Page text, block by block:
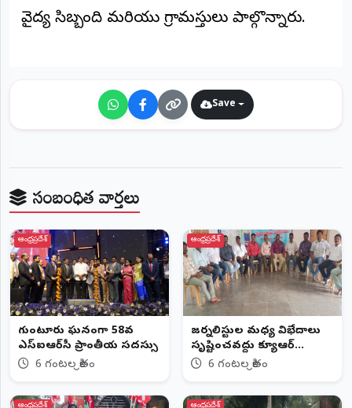
వైద్య సిబ్బంది మరియు గ్రామస్తులు పాల్గొన్నారు.
Save
సంబంధిత వార్తలు
ఆంధ్రప్రదేశ్
గుంటూరులో ఘనంగా 58వ
ఎస్‌ఐఆర్‌సీ ప్రాంతీయ సదస్సు
6 గంటల క్రితం
ఆంధ్రప్రదేశ్
జర్నలిస్టుల మధ్య విభేదాలు
సృష్టించవద్దు క్యూఆర్‌
కోడ్,ప్రెస్‌ స్టిక్కర్ల పేరుతో
6 గంటల క్రితం
ఆంధ్రప్రదేశ్ ఆంధ్రప్రదేశ్